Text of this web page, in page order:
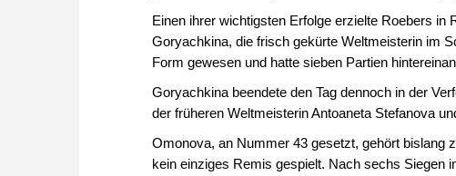
Einen ihrer wichtigsten Erfolge erzielte Roebers in
Goryachkina, die frisch gekürte Weltmeisterin im
Form gewesen und hatte sieben Partien
Goryachkina beendete den Tag dennoch in der
der früheren Weltmeisterin Antoaneta Stefanova
Omonova, an Nummer 43 gesetzt, gehört bislang
kein einziges Remis gespielt. Nach sechs Siegen